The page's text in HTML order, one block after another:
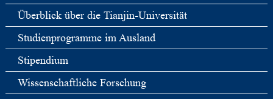
Überblick über die Tianjin-Universität
Studienprogramme im Ausland
Stipendium
Wissenschaftliche Forschung